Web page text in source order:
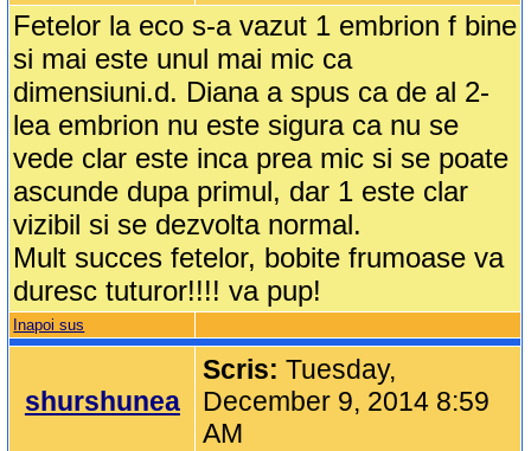
Fetelor la eco s-a vazut 1 embrion f bine
si mai este unul mai mic ca
dimensiuni.d. Diana a spus ca de al 2-
lea embrion nu este sigura ca nu se
vede clar este inca prea mic si se poate
ascunde dupa primul, dar 1 este clar
vizibil si se dezvolta normal.
Mult succes fetelor, bobite frumoase va
duresc tuturor!!!! va pup!
Inapoi sus
shurshunea
Scris:Tuesday,
December 9, 2014 8:59
AM